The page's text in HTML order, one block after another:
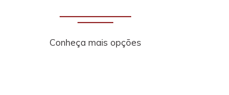
Conheça mais opções